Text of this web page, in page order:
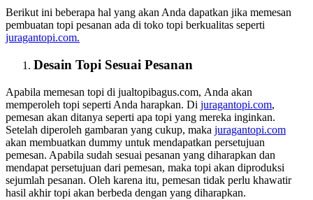
Berikut ini beberapa hal yang akan Anda dapatkan jika memesan
pembuatan topi pesanan ada di toko topi berkualitas seperti
juragantopi.com.
Desain Topi Sesuai Pesanan
Apabila memesan topi di jualtopibagus.com, Anda akan
memperoleh topi seperti Anda harapkan. Di juragantopi.com,
pemesan akan ditanya seperti apa topi yang mereka inginkan.
Setelah diperoleh gambaran yang cukup, maka juragantopi.com
akan membuatkan dummy untuk mendapatkan persetujuan
pemesan. Apabila sudah sesuai pesanan yang diharapkan dan
mendapat persetujuan dari pemesan, maka topi akan diproduksi
sejumlah pesanan. Oleh karena itu, pemesan tidak perlu khawatir
hasil akhir topi akan berbeda dengan yang diharapkan.